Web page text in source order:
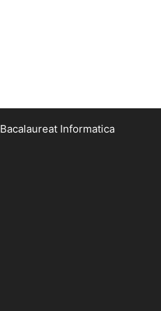
Bacalaureat Informatica